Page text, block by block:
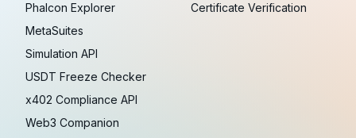
Phalcon Explorer
MetaSuites
Simulation API
USDT Freeze Checker
x402 Compliance API
Web3 Companion
Certificate Verification